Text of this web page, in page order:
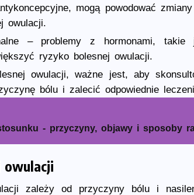
mogą powodować
owulacji.
– problemy z hormonami, takie
ryzyko bolesnej owulacji.
owulacji, ważne jest, aby
bólu i zalecić odpowiednie
- przyczyny, objawy i sposoby
owulacji
zależy od przyczyny bólu i